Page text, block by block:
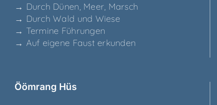
→ Durch Dünen, Meer, Marsch
→ Durch Wald und Wiese
→ Ter­mi­ne Führungen
→ Auf eige­ne Faust erkunden
Ööm­rang Hüs